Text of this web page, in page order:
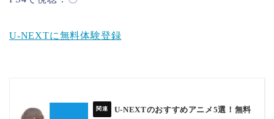
U-NEXTに無料体験登録
U-NEXTのおすすめアニメ5選！無料